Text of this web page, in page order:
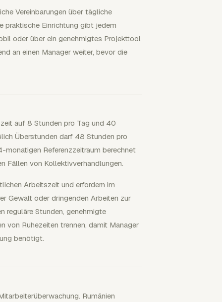
Vereinbarungen über tägliche
praktische Einrichtung gibt jedem
oder über ein genehmigtes Projekttool
an einen Manager weiter, bevor die
auf 8 Stunden pro Tag und 40
Überstunden darf 48 Stunden pro
monatigen Referenzzeitraum berechnet
Fällen von Kollektivverhandlungen.
Arbeitszeit und erfordern im
Gewalt oder dringenden Arbeiten zur
reguläre Stunden, genehmigte
von Ruhezeiten trennen, damit Manager
benötigt.
Rumänien